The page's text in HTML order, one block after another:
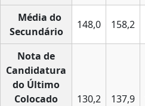
Média do
Secundário
148,0 158,2
Nota de
Candidatura
do Último
Colocado
130,2 137,9